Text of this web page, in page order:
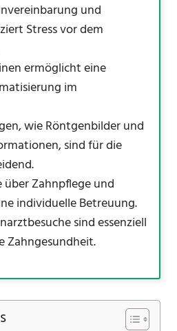
und
Stress vor dem
ermöglicht eine
im
wie Röntgenbilder und
sind für die
über Zahnpflege und
individuelle Betreuung.
sind essenziell
Zahngesundheit.